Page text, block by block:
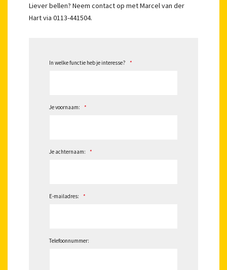
Liever bellen? Neem contact op met Marcel van der
Hart via 0113-441504.
In welke functie heb je interesse? *
Je voornaam: *
Je achternaam: *
E-mailadres: *
Telefoonnummer: